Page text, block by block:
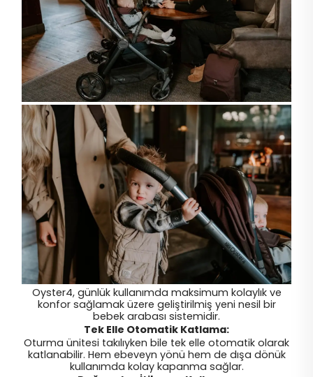
Oyster4, günlük kullanımda maksimum kolaylık ve
konfor sağlamak üzere geliştirilmiş yeni nesil bir
bebek arabası sistemidir.
Tek Elle Otomatik Katlama:
Oturma ünitesi takılıyken bile tek elle otomatik olarak
katlanabilir. Hem ebeveyn yönü hem de dışa dönük
kullanımda kolay kapanma sağlar.